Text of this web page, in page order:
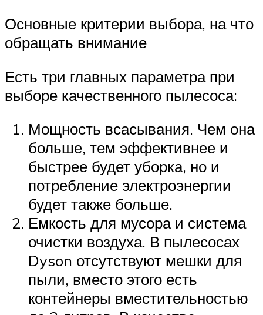
Основные критерии выбора, на что
обращать внимание
Есть три главных параметра при
выборе качественного пылесоса:
Мощность всасывания. Чем она
больше, тем эффективнее и
быстрее будет уборка, но и
потребление электроэнергии
будет также больше.
Емкость для мусора и система
очистки воздуха. В пылесосах
Dyson отсутствуют мешки для
пыли, вместо этого есть
контейнеры вместительностью